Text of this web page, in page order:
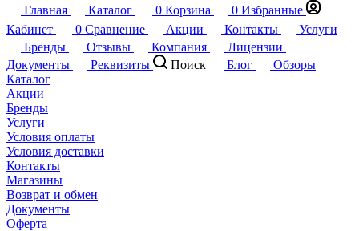
Главная
Каталог 0 Корзина 0 Избранные
Кабинет
0 Сравнение Акции Контакты
Услуги
Бренды
Отзывы Компания
Лицензии
Документы
Реквизиты Поиск Блог
Обзоры
Каталог
Акции
Бренды
Услуги
Условия оплаты
Условия доставки
Контакты
Магазины
Возврат и обмен
Документы
Оферта